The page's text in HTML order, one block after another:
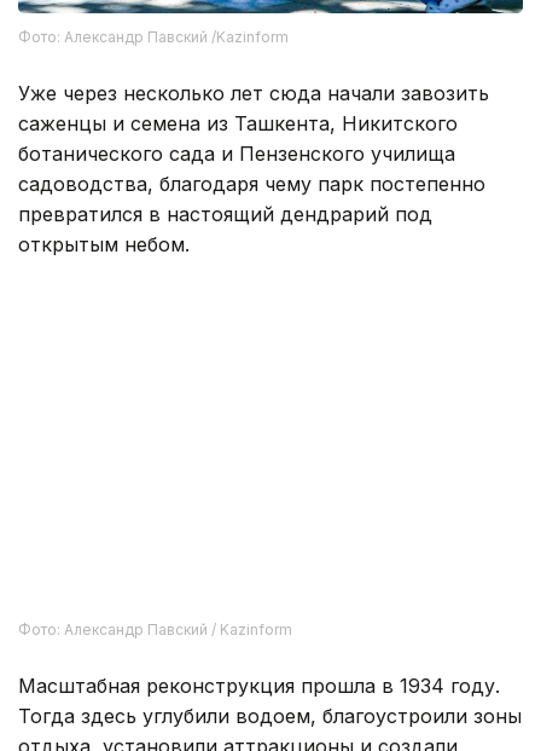
Уже через несколько лет сюда начали завозить
саженцы и семена из Ташкента, Никитского
ботанического сада и Пензенского училища
садоводства, благодаря чему парк постепенно
превратился в настоящий дендрарий под
Масштабная реконструкция прошла в 1934 году.